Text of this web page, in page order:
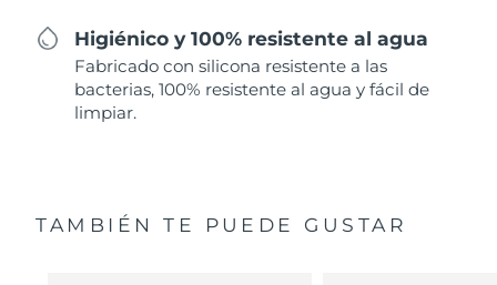
Higiénico y 100% resistente al agua
Fabricado con silicona resistente a las
bacterias, 100% resistente al agua y fácil de
limpiar.
TAMBIÉN TE PUEDE GUSTAR